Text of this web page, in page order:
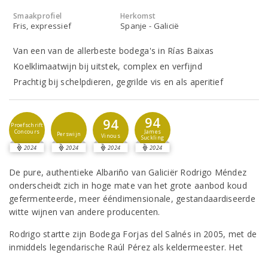
Smaakprofiel
Fris, expressief
Herkomst
Spanje - Galicië
Van een van de allerbeste bodega's in Rías Baixas
Koelklimaatwijn bij uitstek, complex en verfijnd
Prachtig bij schelpdieren, gegrilde vis en als aperitief
Proefschrift
Concours
2024
Perswijn
2024
94
Vinous
2024
94
James
Suckling
2024
De pure, authentieke Albariño van Galiciër Rodrigo Méndez
onderscheidt zich in hoge mate van het grote aanbod koud
gefermenteerde, meer ééndimensionale, gestandaardiseerde
witte wijnen van andere producenten.
Rodrigo startte zijn Bodega Forjas del Salnés in 2005, met de
inmiddels legendarische Raúl Pérez als keldermeester. Het